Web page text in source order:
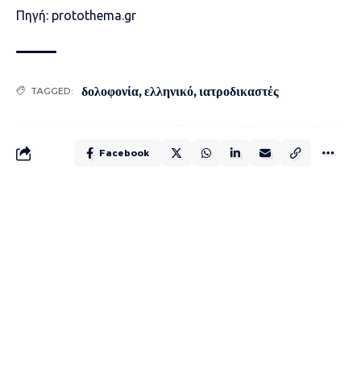
Πηγή: protothema.gr
TAGGED: δολοφονία,ελληνικό,ιατροδικαστές
Facebook